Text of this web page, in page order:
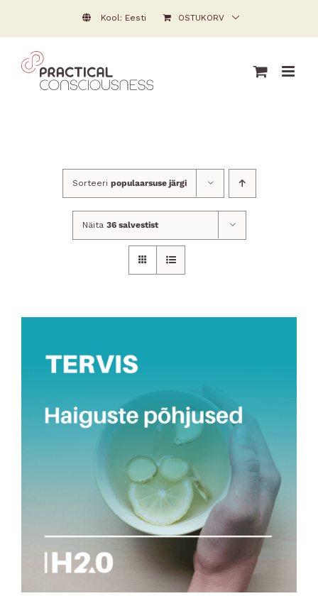
to
content
Kool: Eesti OSTUKORV
Sorteeri populaarsuse järgi
Näita 36 salvestist